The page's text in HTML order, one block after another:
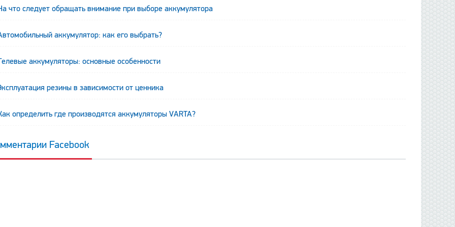
что следует обращать внимание при выборе аккумулятора
аккумулятор: как его выбрать?
аккумуляторы: основные особенности
резины в зависимости от ценника
определить где производятся аккумуляторы VARTA?
Facebook